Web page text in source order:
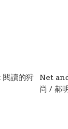
讀的狩
Net
尚 /